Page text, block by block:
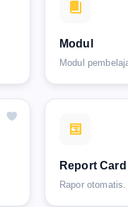
Modul
Modul
Report Card
Rapor otomatis.